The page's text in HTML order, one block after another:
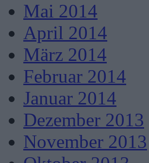
Mai 2014
April 2014
März 2014
Februar 2014
Januar 2014
Dezember 2013
November 2013